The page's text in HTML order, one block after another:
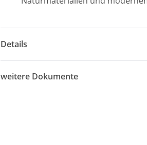
Details
weitere Dokumente